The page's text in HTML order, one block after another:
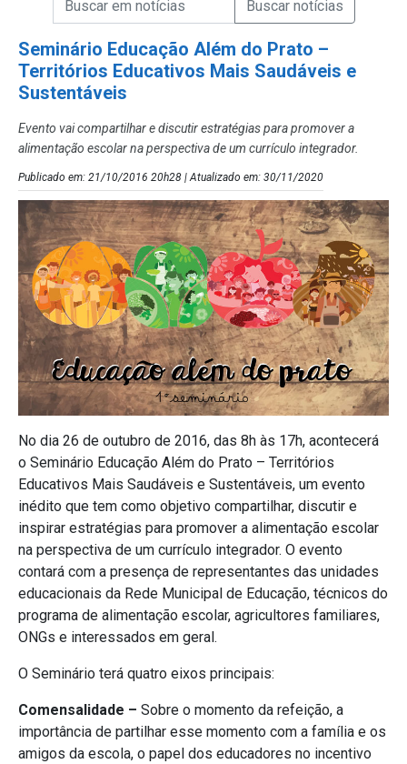
Seminário Educação Além do Prato –
Territórios Educativos Mais Saudáveis e
Sustentáveis
Evento vai compartilhar e discutir estratégias para promover a
alimentação escolar na perspectiva de um currículo integrador.
Publicado em: 21/10/2016 20h28 | Atualizado em: 30/11/2020
No dia 26 de outubro de 2016, das 8h às 17h, acontecerá
o Seminário Educação Além do Prato – Territórios
Educativos Mais Saudáveis e Sustentáveis, um evento
inédito que tem como objetivo compartilhar, discutir e
inspirar estratégias para promover a alimentação escolar
na perspectiva de um currículo integrador. O evento
contará com a presença de representantes das unidades
educacionais da Rede Municipal de Educação, técnicos do
programa de alimentação escolar, agricultores familiares,
ONGs e interessados em geral.
O Seminário terá quatro eixos principais:
Comensalidade – Sobre o momento da refeição, a
importância de partilhar esse momento com a família e os
amigos da escola, o papel dos educadores no incentivo